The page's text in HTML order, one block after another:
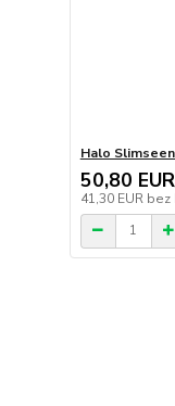
Halo
50,80 EUR
41,30 EUR bez